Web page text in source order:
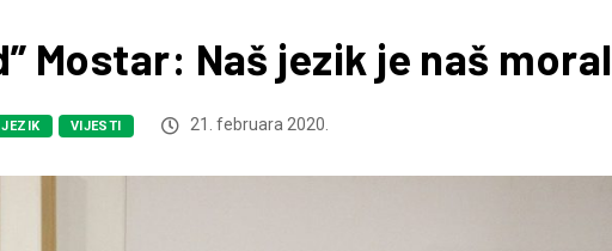
Mostar: Naš jezik je naš moral
VIJESTI 21. februara 2020.